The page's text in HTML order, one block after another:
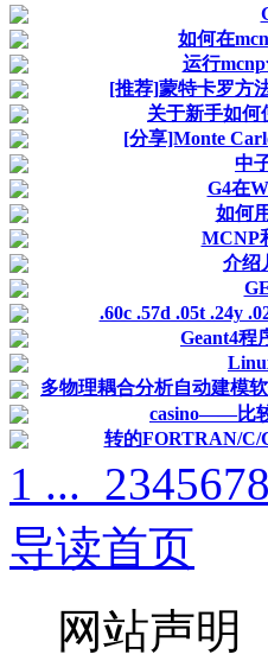
如何在
运行
[推荐]蒙特卡罗方
关于新手如何
[分享]Monte
中
G4在
如何
MCNP
介绍
.60c .57d .05t .24y
Geant4程
多物理耦合分析自动建模
casino——比
转的FORTRAN/C/
1 ... 2345678
导读首页
网站声明